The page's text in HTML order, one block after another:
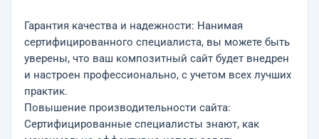
Гарантия качества и надежности: Нанимая
сертифицированного специалиста, вы можете быть
уверены, что ваш композитный сайт будет внедрен
и настроен профессионально, с учетом всех лучших
практик.
Повышение производительности сайта:
Сертифицированные специалисты знают, как